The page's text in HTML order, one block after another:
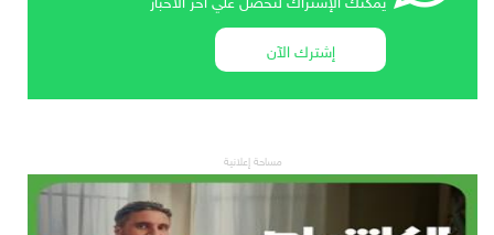
إشترك الآن
مساحة إعلانية